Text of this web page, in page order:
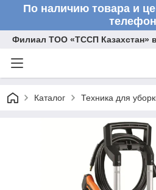
По наличию товара и
Филиал ТОО «ТССП Казахстан»
Каталог Техника для